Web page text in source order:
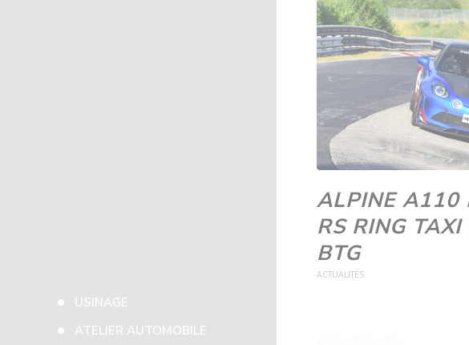
USINAGE
ATELIER AUTOMOBILE
ALPINE A110
RS RING
BTG
ACTUALITÉS